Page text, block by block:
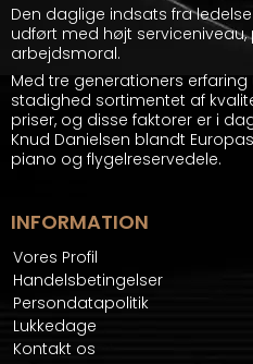
Den daglige indsats fra
udført med højt
arbejdsmoral.
Med tre generationers
stadighed sortimentet af
priser, og disse faktorer er i
Knud Danielsen blandt
piano og flygelreservedele.
INFORMATION
Vores Profil
Handelsbetingelser
Persondatapolitik
Lukkedage
Kontakt os